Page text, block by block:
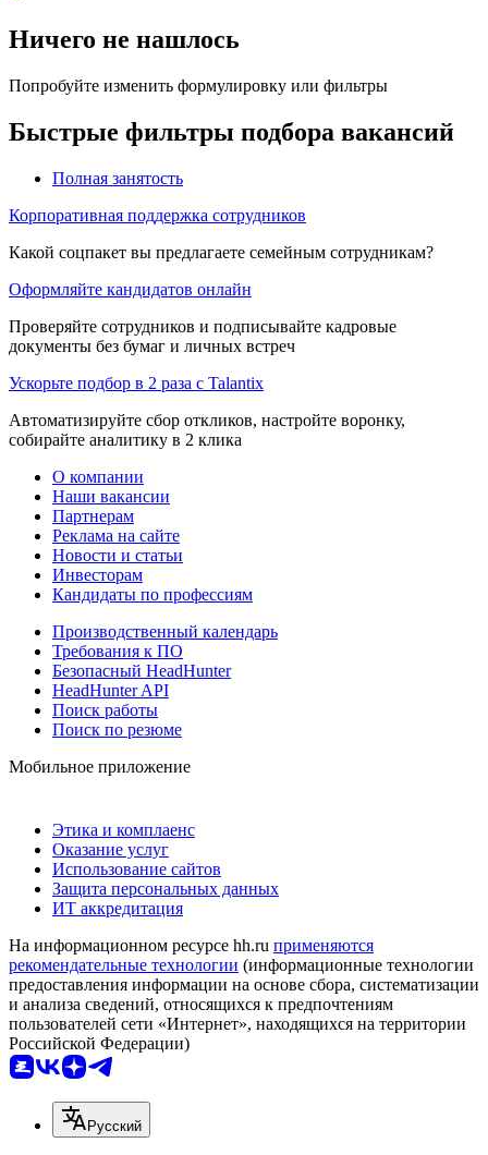
Ничего не нашлось
Попробуйте изменить формулировку или фильтры
Быстрые фильтры подбора вакансий
Полная занятость
Корпоративная поддержка сотрудников
Какой соцпакет вы предлагаете семейным сотрудникам?
Оформляйте кандидатов онлайн
Проверяйте сотрудников и подписывайте кадровые
документы без бумаг и личных встреч
Ускорьте подбор в 2 раза с Talantix
Автоматизируйте сбор откликов, настройте воронку,
собирайте аналитику в 2 клика
О компании
Наши вакансии
Партнерам
Реклама на сайте
Новости и статьи
Инвесторам
Кандидаты по профессиям
Производственный календарь
Требования к ПО
Безопасный HeadHunter
HeadHunter API
Поиск работы
Поиск по резюме
Мобильное приложение
Этика и комплаенс
Оказание услуг
Использование сайтов
Защита персональных данных
ИТ аккредитация
На информационном ресурсе hh.ru применяются
рекомендательные технологии (информационные технологии
предоставления информации на основе сбора, систематизации
и анализа сведений, относящихся к предпочтениям
пользователей сети «Интернет», находящихся на территории
Российской Федерации)
Русский